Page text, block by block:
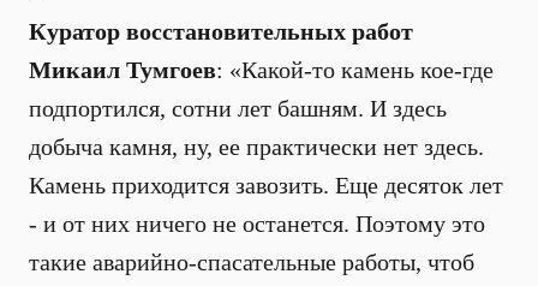
Куратор восстановительных работ
Микаил Тумгоев: «Какой-то камень кое-где
подпортился, сотни лет башням. И здесь
добыча камня, ну, ее практически нет здесь.
Камень приходится завозить. Еще десяток лет
- и от них ничего не останется. Поэтому это
такие аварийно-спасательные работы, чтоб